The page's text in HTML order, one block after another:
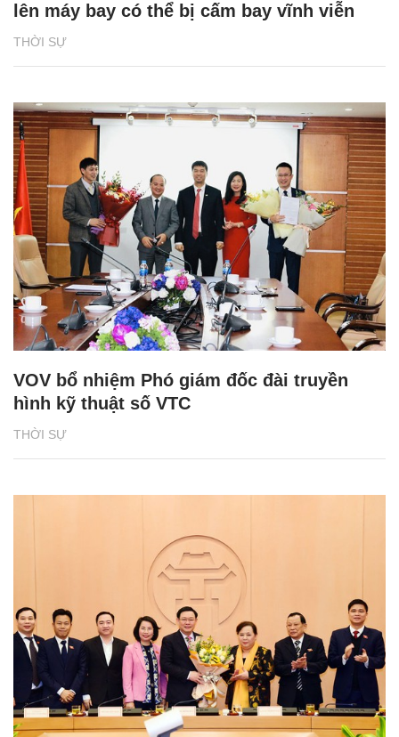
THỜI SỰ
lên máy bay có thể bị cấm bay vĩnh viễn
THỜI SỰ
VOV bổ nhiệm Phó giám đốc đài truyền
hình kỹ thuật số VTC